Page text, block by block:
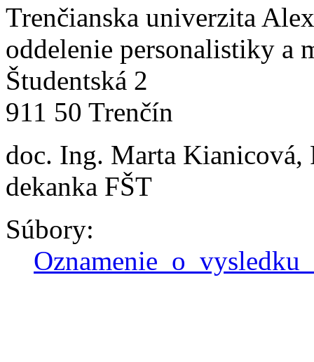
Trenčianska univerzita
oddelenie personalistiky a
Študentská 2
911 50 Trenčín
doc. Ing. Marta Kianicová,
dekanka FŠT
Súbory: